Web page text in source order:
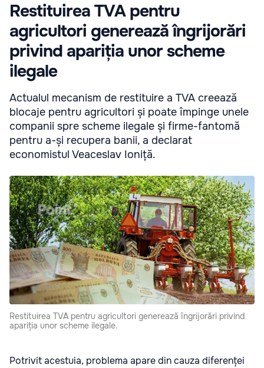
Restituirea TVA pentru
agricultori generează îngrijorări
privind apariția unor scheme
ilegale
Actualul mecanism de restituire a TVA creează
blocaje pentru agricultori și poate împinge unele
companii spre scheme ilegale și firme-fantomă
pentru a-și recupera banii, a declarat
economistul Veaceslav Ioniță.
Restituirea TVA pentru agricultori generează îngrijorări privind
apariția unor scheme ilegale.
Potrivit acestuia, problema apare din cauza diferenței